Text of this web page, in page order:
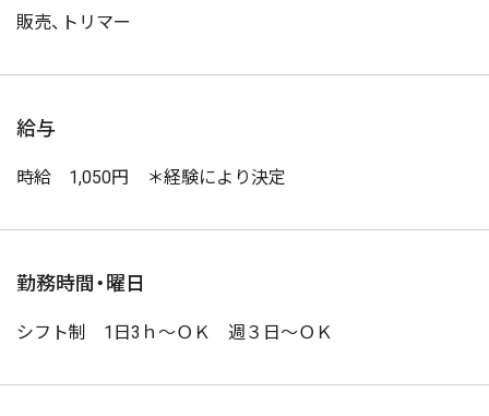
販売、トリマー
給与
時給 1,050円 ＊経験により決定
勤務時間・曜日
シフト制 1日3ｈ～ＯＫ 週３日～ＯＫ